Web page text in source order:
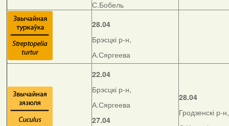
С.Бобель
28.04
Брэсцкі р-н,
А.Сяргеева
22.04
Брэсцкі р-н,
А.Сяргеева
27.04
28.04
Гродзенскі р-н,